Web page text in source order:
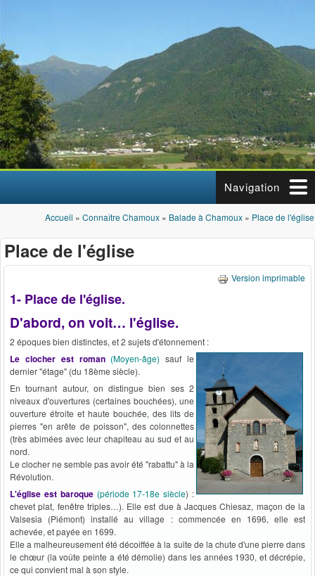
Navigation
Vous êtes ici
Accueil » Connaître Chamoux » Balade à Chamoux » Place de l'église
Place de l'église
Version imprimable
1- Place de l'église.
D'abord, on voit… l'église.
2 époques bien distinctes, et 2 sujets d'étonnement :
Le clocher est roman(Moyen-âge) sauf le
dernier "étage" (du 18ème siècle).
En tournant autour, on distingue bien ses 2
niveaux d'ouvertures (certaines bouchées), une
ouverture étroite et haute bouchée, des lits de
pierres "en arête de poisson", des colonnettes
(très abimées avec leur chapiteau au sud et au
nord.
Le clocher ne semble pas avoir été "rabattu" à la
Révolution.
L'église est baroque (période 17-18e siècle) :
chevet plat, fenêtre triples…). Elle est due à Jacques Chiesaz, maçon de la
Valsesia (Piémont) installé au village : commencée en 1696, elle est
achevée, et payée en 1699.
Elle a malheureusement été décoiffée à la suite de la chute d'une pierre dans
le chœur (la voûte peinte a été démolie) dans les années 1930, et décrépie,
ce qui convient mal à son style.